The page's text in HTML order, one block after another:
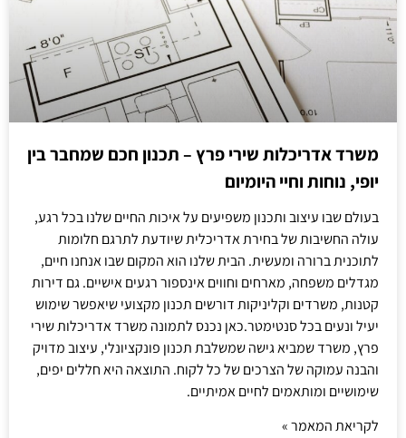
משרד אדריכלות שירי פרץ – תכנון חכם שמחבר בין
יופי, נוחות וחיי היומיום
בעולם שבו עיצוב ותכנון משפיעים על איכות החיים שלנו בכל רגע,
עולה החשיבות של בחירת אדריכלית שיודעת לתרגם חלומות
לתוכנית ברורה ומעשית. הבית שלנו הוא המקום שבו אנחנו חיים,
מגדלים משפחה, מארחים וחווים אינספור רגעים אישיים. גם דירות
קטנות, משרדים וקליניקות דורשים תכנון מקצועי שיאפשר שימוש
יעיל ונעים בכל סנטימטר.כאן נכנס לתמונה משרד אדריכלות שירי
פרץ, משרד שמביא גישה שמשלבת תכנון פונקציונלי, עיצוב מדויק
והבנה עמוקה של הצרכים של כל לקוח. התוצאה היא חללים יפים,
שימושיים ומותאמים לחיים אמיתיים.
לקריאת המאמר »